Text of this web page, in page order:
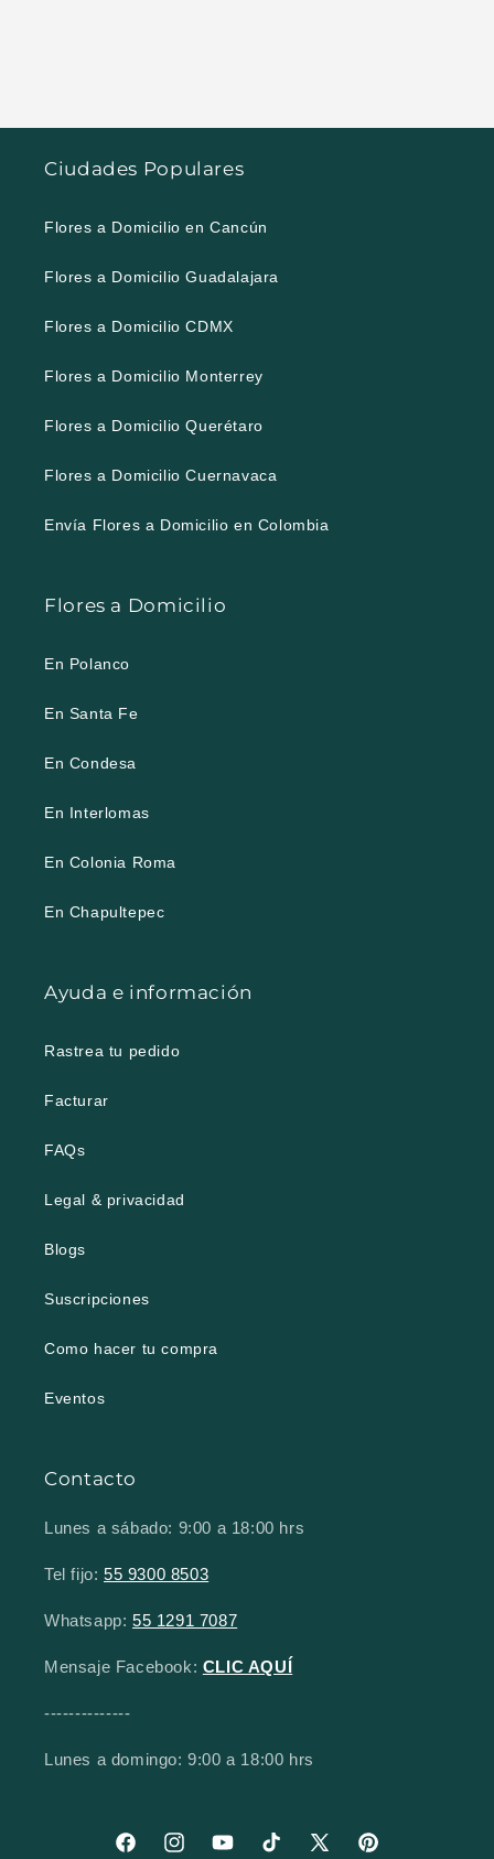
Ciudades Populares
Flores a Domicilio en Cancún
Flores a Domicilio Guadalajara
Flores a Domicilio CDMX
Flores a Domicilio Monterrey
Flores a Domicilio Querétaro
Flores a Domicilio Cuernavaca
Envía Flores a Domicilio en Colombia
Flores a Domicilio
En Polanco
En Santa Fe
En Condesa
En Interlomas
En Colonia Roma
En Chapultepec
Ayuda e información
Rastrea tu pedido
Facturar
FAQs
Legal & privacidad
Blogs
Suscripciones
Como hacer tu compra
Eventos
Contacto
Lunes a sábado: 9:00 a 18:00 hrs
Tel fijo: 55 9300 8503
Whatsapp: 55 1291 7087
Mensaje Facebook: CLIC AQUÍ
--------------
Lunes a domingo: 9:00 a 18:00 hrs
FacebookInstagramYouTubeTikTok X (Twitter)Pinterest